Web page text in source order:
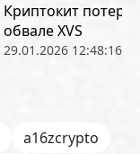
Криптокит
обвале XVS
29.01.2026 12:48:16
a16zcrypto